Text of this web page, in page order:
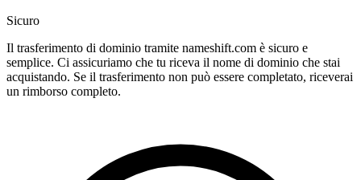
Sicuro
Il trasferimento di dominio tramite nameshift.com è sicuro e
semplice. Ci assicuriamo che tu riceva il nome di dominio che stai
acquistando. Se il trasferimento non può essere completato, riceverai
un rimborso completo.